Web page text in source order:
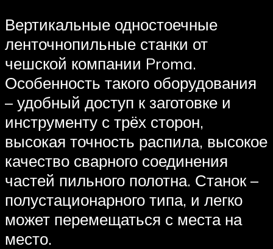
Вертикальные одностоечные
ленточнопильные станки от
чешской компании Proma.
Особенность такого оборудования
– удобный доступ к заготовке и
инструменту с трёх сторон,
высокая точность распила, высокое
качество сварного соединения
частей пильного полотна. Станок –
полустационарного типа, и легко
может перемещаться с места на
место.